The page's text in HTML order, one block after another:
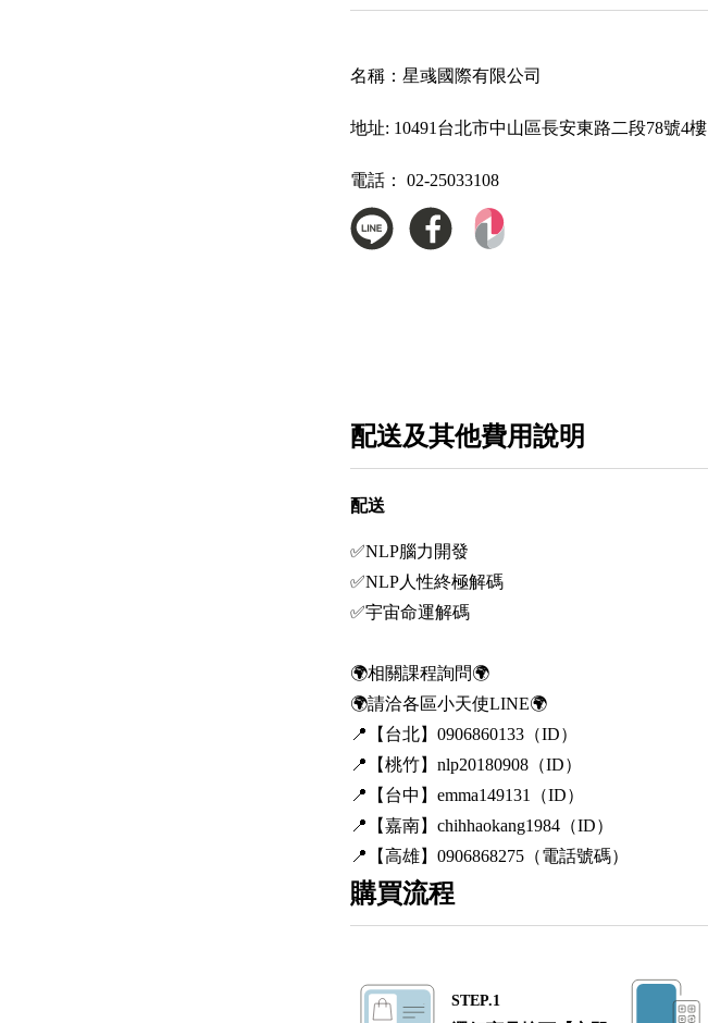
名稱： 星彧國際有限公司
地址: 10491台北市中山區長安東路二段78號4樓
電話： 02-25033108
配送及其他費用說明
配送
✅NLP腦力開發
✅NLP人性終極解碼
✅宇宙命運解碼
🌍相關課程詢問🌍
🌍請洽各區小天使LINE🌍
📍【台北】0906860133（ID）
📍【桃竹】nlp20180908（ID）
📍【台中】emma149131（ID）
📍【嘉南】chihhaokang1984（ID）
📍【高雄】0906868275（電話號碼）
購買流程
STEP.1